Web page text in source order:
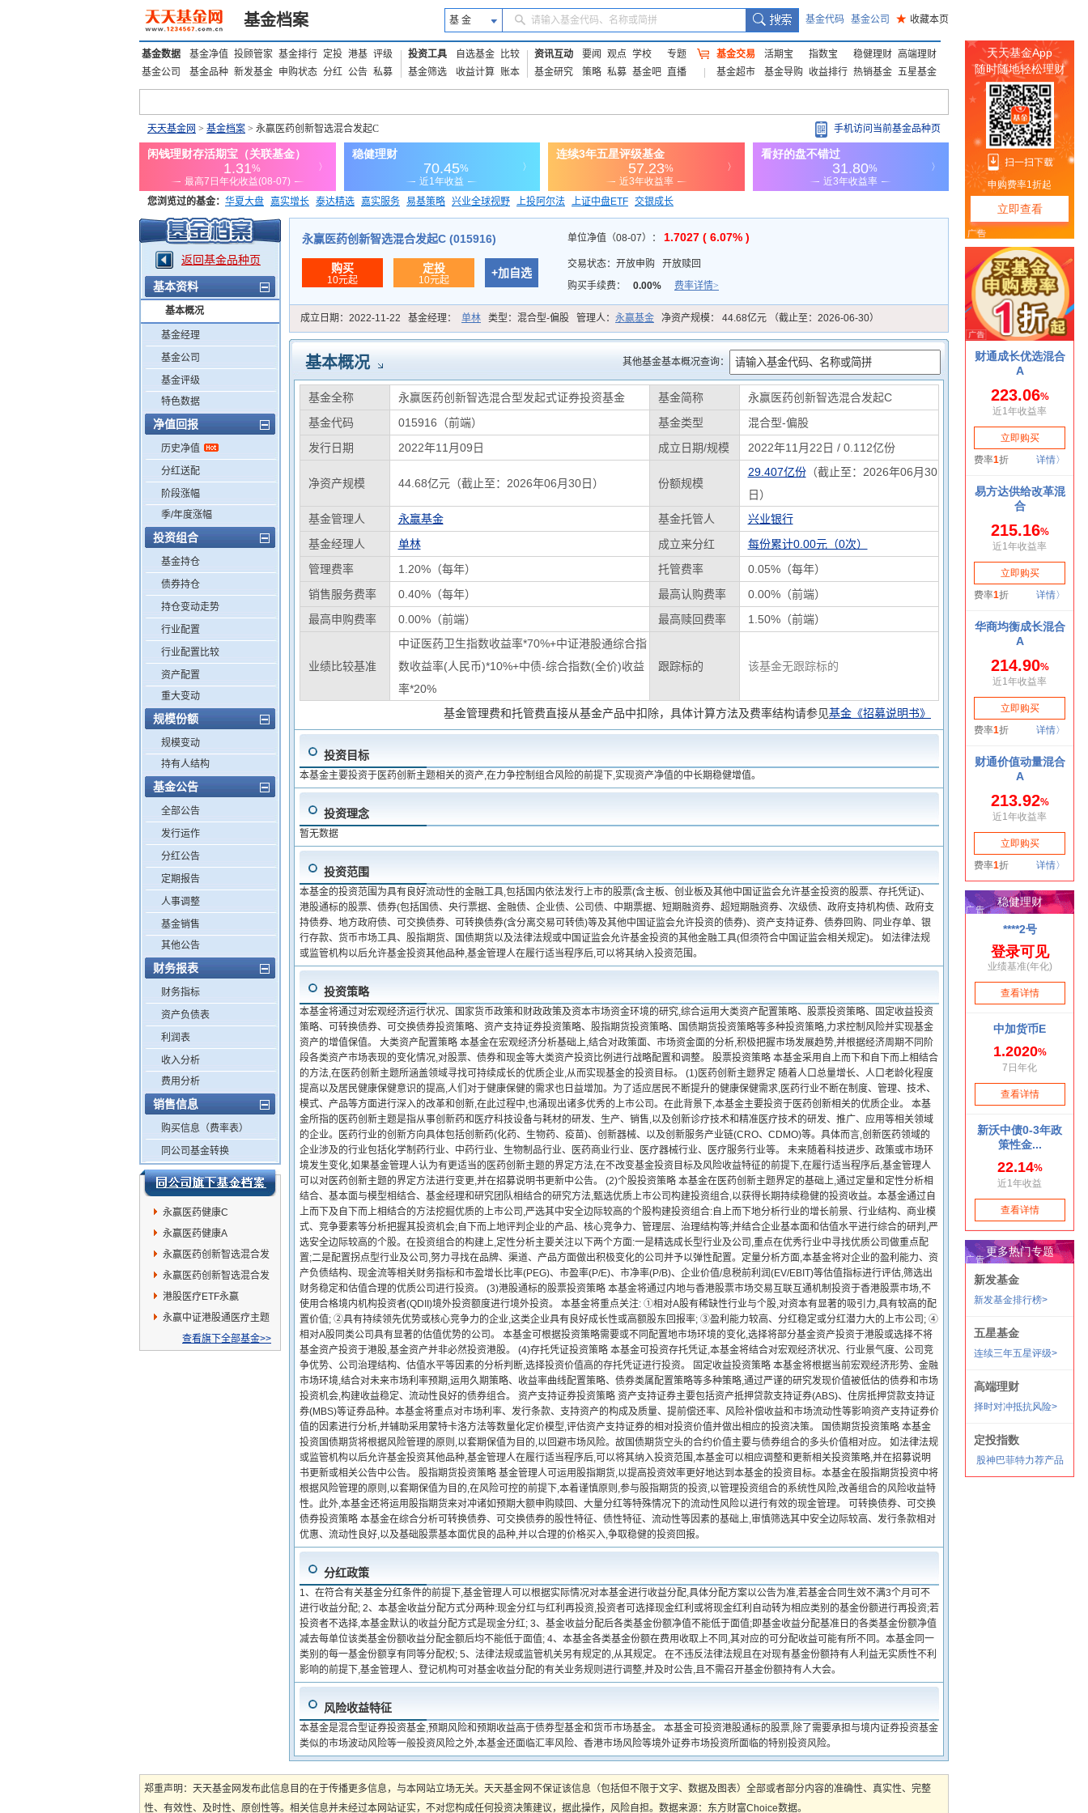
基金档案 基 金 请输入基金代码、名称或简拼 基金代码 基金公司 ★ 收藏本页
基金数据 基金净值 投顾管家 基金排行 定投 港基 评级
基金公司
基金品种 新发基金 申购状态 分红 公告 私募
投资工具 自选基金
比较
基金筛选
收益计算 账本
资讯互动 要闻 观点 学校
专题
基金研究
策略 私募 基金吧 直播
基金交易 活期宝 指数宝 稳健理财 高端理财
基金超市
基金导购 收益排行 热销基金 五星基金
天天基金网 > 基金档案 > 永赢医药创新智选混合发起C 手机访问当前基金品种页
您浏览过的基金： 华夏大盘 嘉实增长 泰达精选 嘉实服务 易基策略 兴业全球视野 上投阿尔法 上证中盘ETF 交银成长
添富优势 华安宏利 上证180价值ETF
返回基金品种页
基本资料
基本概况
基金经理
基金公司
基金评级
特色数据
净值回报
历史净值
分红送配
阶段涨幅
季/年度涨幅
投资组合
基金持仓
债券持仓
持仓变动走势
行业配置
行业配置比较
资产配置
重大变动
规模份额
规模变动
持有人结构
基金公告
全部公告
发行运作
分红公告
定期报告
人事调整
基金销售
其他公告
财务报表
财务指标
资产负债表
利润表
收入分析
费用分析
销售信息
购买信息（费率表）
同公司基金转换
永赢医药健康C
永赢医药健康A
永赢医药创新智选混合发
起A
永赢医药创新智选混合发
起C
港股医疗ETF永赢
永赢中证港股通医疗主题
ETF发起联接A
查看旗下全部基金>>
永赢医药创新智选混合发起C (015916)
购买
10元起
定投
10元起
+加自选
单位净值（08-07）： 1.7027 ( 6.07% )
交易状态： 开放申购
开放赎回
购买手续费：
0.00% 费率详情>
成立日期： 2022-11-22 基金经理： 单林 类型： 混合型-偏股 管理人： 永赢基金 净资产规模： 44.68亿元 （截止至：2026-06-30）
基本概况 其他基金基本概况查询：
基金全称 永赢医药创新智选混合型发起式证券投资基金 基金简称
永赢医药创新智选混合发起C
基金代码
015916（前端） 基金类型
混合型-偏股
发行日期
2022年11月09日 成立日期/规模 2022年11月22日 / 0.112亿份
净资产规模 44.68亿元（截止至：2026年06月30日） 份额规模
29.407亿份（截止至：2026年06月30
日）
基金管理人
永赢基金 基金托管人
兴业银行
基金经理人
单林 成立来分红
每份累计0.00元（0次）
管理费率
1.20%（每年） 托管费率
0.05%（每年）
销售服务费率
0.40%（每年） 最高认购费率
0.00%（前端）
最高申购费率
0.00%（前端） 最高赎回费率 1.50%（前端）
业绩比较基准
中证医药卫生指数收益率*70%+中证港股通综合指
数收益率(人民币)*10%+中债-综合指数(全价)收益
率*20%
跟踪标的 该基金无跟踪标的
基金管理费和托管费直接从基金产品中扣除，具体计算方法及费率结构请参见基金《招募说明书》
投资目标
本基金主要投资于医药创新主题相关的资产,在力争控制组合风险的前提下,实现资产净值的中长期稳健增值。
投资理念
暂无数据
投资范围
本基金的投资范围为具有良好流动性的金融工具,包括国内依法发行上市的股票(含主板、创业板及其他中国证监会允许基金投资的股票、存托凭证)、
港股通标的股票、债券(包括国债、央行票据、金融债、企业债、公司债、中期票据、短期融资券、超短期融资券、次级债、政府支持机构债、政府支
持债券、地方政府债、可交换债券、可转换债券(含分离交易可转债)等及其他中国证监会允许投资的债券)、资产支持证券、债券回购、同业存单、银
行存款、货币市场工具、股指期货、国债期货以及法律法规或中国证监会允许基金投资的其他金融工具(但须符合中国证监会相关规定)。 如法律法规
或监管机构以后允许基金投资其他品种,基金管理人在履行适当程序后,可以将其纳入投资范围。
投资策略
本基金将通过对宏观经济运行状况、国家货币政策和财政政策及资本市场资金环境的研究,综合运用大类资产配置策略、股票投资策略、固定收益投资
策略、可转换债券、可交换债券投资策略、资产支持证券投资策略、股指期货投资策略、国债期货投资策略等多种投资策略,力求控制风险并实现基金
资产的增值保值。 大类资产配置策略 本基金在宏观经济分析基础上,结合对政策面、市场资金面的分析,积极把握市场发展趋势,并根据经济周期不同阶
段各类资产市场表现的变化情况,对股票、债券和现金等大类资产投资比例进行战略配置和调整。 股票投资策略 本基金采用自上而下和自下而上相结合
的方法,在医药创新主题所涵盖领域寻找可持续成长的优质企业,从而实现基金的投资目标。 (1)医药创新主题界定 随着人口总量增长、人口老龄化程度
提高以及居民健康保健意识的提高,人们对于健康保健的需求也日益增加。为了适应居民不断提升的健康保健需求,医药行业不断在制度、管理、技术、
模式、产品等方面进行深入的改革和创新,在此过程中,也涌现出诸多优秀的上市公司。在此背景下,本基金主要投资于医药创新相关的优质企业。 本基
金所指的医药创新主题是指从事创新药和医疗科技设备与耗材的研发、生产、销售,以及创新诊疗技术和精准医疗技术的研发、推广、应用等相关领域
的企业。医药行业的创新方向具体包括创新药(化药、生物药、疫苗)、创新器械、以及创新服务产业链(CRO、CDMO)等。具体而言,创新医药领域的
企业涉及的行业包括化学制药行业、中药行业、生物制品行业、医药商业行业、医疗器械行业、医疗服务行业等。 未来随着科技进步、政策或市场环
境发生变化,如果基金管理人认为有更适当的医药创新主题的界定方法,在不改变基金投资目标及风险收益特征的前提下,在履行适当程序后,基金管理人
可以对医药创新主题的界定方法进行变更,并在招募说明书更新中公告。 (2)个股投资策略 本基金在医药创新主题界定的基础上,通过定量和定性分析相
结合、基本面与模型相结合、基金经理和研究团队相结合的研究方法,甄选优质上市公司构建投资组合,以获得长期持续稳健的投资收益。本基金通过自
上而下及自下而上相结合的方法挖掘优质的上市公司,严选其中安全边际较高的个股构建投资组合:自上而下地分析行业的增长前景、行业结构、商业模
式、竞争要素等分析把握其投资机会;自下而上地评判企业的产品、核心竞争力、管理层、治理结构等;并结合企业基本面和估值水平进行综合的研判,严
选安全边际较高的个股。在投资组合的构建上,定性分析主要关注以下两个方面:一是精选成长型行业及公司,重点在优秀行业中寻找优质公司做重点配
置;二是配置拐点型行业及公司,努力寻找在品牌、渠道、产品方面做出积极变化的公司并予以弹性配置。定量分析方面,本基金将对企业的盈利能力、资
产负债结构、现金流等相关财务指标和市盈增长比率(PEG)、市盈率(P/E)、市净率(P/B)、企业价值/息税前利润(EV/EBIT)等估值指标进行评估,筛选出
财务稳定和估值合理的优质公司进行投资。 (3)港股通标的股票投资策略 本基金将通过内地与香港股票市场交易互联互通机制投资于香港股票市场,不
使用合格境内机构投资者(QDII)境外投资额度进行境外投资。 本基金将重点关注: ①相对A股有稀缺性行业与个股,对资本有显著的吸引力,具有较高的配
置价值; ②具有持续领先优势或核心竞争力的企业,这类企业具有良好成长性或高额股东回报率; ③盈利能力较高、分红稳定或分红潜力大的上市公司; ④
相对A股同类公司具有显著的估值优势的公司。 本基金可根据投资策略需要或不同配置地市场环境的变化,选择将部分基金资产投资于港股或选择不将
基金资产投资于港股,基金资产并非必然投资港股。 (4)存托凭证投资策略 本基金可投资存托凭证,本基金将结合对宏观经济状况、行业景气度、公司竞
争优势、公司治理结构、估值水平等因素的分析判断,选择投资价值高的存托凭证进行投资。 固定收益投资策略 本基金将根据当前宏观经济形势、金融
市场环境,结合对未来市场利率预期,运用久期策略、收益率曲线配置策略、债券类属配置策略等多种策略,通过严谨的研究发现价值被低估的债券和市场
投资机会,构建收益稳定、流动性良好的债券组合。 资产支持证券投资策略 资产支持证券主要包括资产抵押贷款支持证券(ABS)、住房抵押贷款支持证
券(MBS)等证券品种。本基金将重点对市场利率、发行条款、支持资产的构成及质量、提前偿还率、风险补偿收益和市场流动性等影响资产支持证券价
值的因素进行分析,并辅助采用蒙特卡洛方法等数量化定价模型,评估资产支持证券的相对投资价值并做出相应的投资决策。 国债期货投资策略 本基金
投资国债期货将根据风险管理的原则,以套期保值为目的,以回避市场风险。故国债期货空头的合约价值主要与债券组合的多头价值相对应。 如法律法规
或监管机构以后允许基金投资其他品种,基金管理人在履行适当程序后,可以将其纳入投资范围,本基金可以相应调整和更新相关投资策略,并在招募说明
书更新或相关公告中公告。 股指期货投资策略 基金管理人可运用股指期货,以提高投资效率更好地达到本基金的投资目标。本基金在股指期货投资中将
根据风险管理的原则,以套期保值为目的,在风险可控的前提下,本着谨慎原则,参与股指期货的投资,以管理投资组合的系统性风险,改善组合的风险收益特
性。此外,本基金还将运用股指期货来对冲诸如预期大额申购赎回、大量分红等特殊情况下的流动性风险以进行有效的现金管理。 可转换债券、可交换
债券投资策略 本基金在综合分析可转换债券、可交换债券的股性特征、债性特征、流动性等因素的基础上,审慎筛选其中安全边际较高、发行条款相对
优惠、流动性良好,以及基础股票基本面优良的品种,并以合理的价格买入,争取稳健的投资回报。
分红政策
1、在符合有关基金分红条件的前提下,基金管理人可以根据实际情况对本基金进行收益分配,具体分配方案以公告为准,若基金合同生效不满3个月可不
进行收益分配; 2、本基金收益分配方式分两种:现金分红与红利再投资,投资者可选择现金红利或将现金红利自动转为相应类别的基金份额进行再投资;若
投资者不选择,本基金默认的收益分配方式是现金分红; 3、基金收益分配后各类基金份额净值不能低于面值;即基金收益分配基准日的各类基金份额净值
减去每单位该类基金份额收益分配金额后均不能低于面值; 4、本基金各类基金份额在费用收取上不同,其对应的可分配收益可能有所不同。本基金同一
类别的每一基金份额享有同等分配权; 5、法律法规或监管机关另有规定的,从其规定。 在不违反法律法规且在对现有基金份额持有人利益无实质性不利
影响的前提下,基金管理人、登记机构可对基金收益分配的有关业务规则进行调整,并及时公告,且不需召开基金份额持有人大会。
风险收益特征
本基金是混合型证券投资基金,预期风险和预期收益高于债券型基金和货币市场基金。 本基金可投资港股通标的股票,除了需要承担与境内证券投资基金
类似的市场波动风险等一般投资风险之外,本基金还面临汇率风险、香港市场风险等境外证券市场投资所面临的特别投资风险。
郑重声明：天天基金网发布此信息目的在于传播更多信息，与本网站立场无关。天天基金网不保证该信息（包括但不限于文字、数据及图表）全部或者部分内容的准确性、真实性、完整
性、有效性、及时性、原创性等。相关信息并未经过本网站证实，不对您构成任何投资决策建议，据此操作，风险自担。数据来源：东方财富Choice数据。